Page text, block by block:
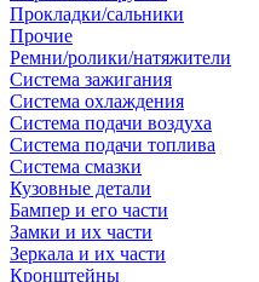
Прокладки/сальники
Прочие
Ремни/ролики/натяжители
Система зажигания
Система охлаждения
Система подачи воздуха
Система подачи топлива
Система смазки
Кузовные детали
Бампер и его части
Замки и их части
Зеркала и их части
Кронштейны